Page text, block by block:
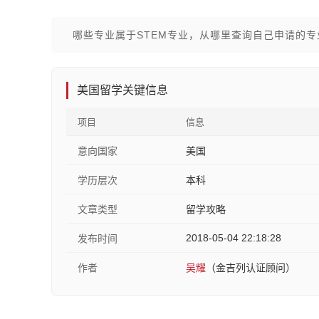
哪些专业属于STEM专业，从哪里查询自己申请的专
美国留学关键信息
项目 信息
意向国家 美国
学历层次 本科
文章类型 留学攻略
发布时间 2018-05-04 22:18:28
作者 吴耀 （金吉列认证顾问）